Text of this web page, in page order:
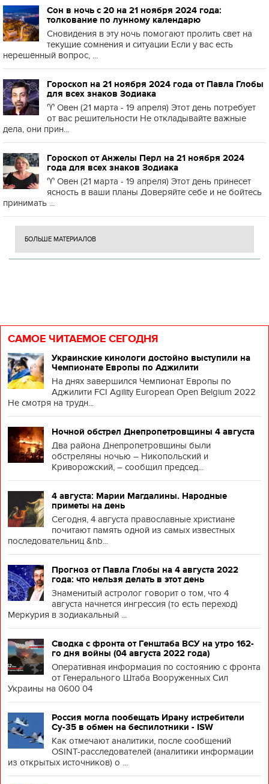
Сон в ночь с 20 на 21 ноября 2024 года:
толкование по лунному календарю
Сновидения в эту ночь помогают пролить свет на
текущие сомнения и ситуации Если у вас есть
нерешённый вопрос, ...
Гороскоп на 21 ноября 2024 года от Павла Глобы
для всех знаков Зодиака
♈️ Овен (21 марта - 19 апреля) Этот день потребует
от вас решительности Не откладывайте важные
дела, они прин...
Гороскоп от Анжелы Перл на 21 ноября 2024
года для всех знаков Зодиака
♈️ Овен (21 марта - 19 апреля) Этот день принесет
ясность в ваши планы Доверяйте себе и не бойтесь
принимать ...
БОЛЬШЕ МАТЕРИАЛОВ
САМОЕ ЧИТАЕМОЕ СЕГОДНЯ
Украинские кинологи достойно выступили на
Чемпионате Европы по Аджилити
На днях завершился Чемпионат Европы по
Аджилити FCI Agility European Open Belgium 2022
Не смотря на трудн...
Ночной обстрел Днепропетровщины 4 августа
Два района Днепропетровщины были
обстреляны ночью – Никопольский и
Криворожский, – сообщил председ...
4 августа: Марии Магдалины. Народные
приметы на день
Сегодня, 4 августа православные христиане
почитают память одной из самых известных
последовательниц &nb...
Прогноз от Павла Глобы на 4 августа 2022
года: что нельзя делать в этот день
Знаменитый астролог говорит о том, что 4
августа начнется ингрессия (то есть переход)
Меркурия в зодиакальный ...
Сводка с фронта от Генштаба ВСУ на утро 162-
го дня войны (04 августа 2022 года)
Оперативная информация по состоянию с фронта
от Генерального Штаба Вооруженных Сил
Украины на 0600 04
Россия могла пообещать Ирану истребители
Су-35 в обмен на беспилотники - ISW
Как отмечают аналитики, после сообщений
OSINT-расследователей (аналитики информации
из открытых источников) о ...